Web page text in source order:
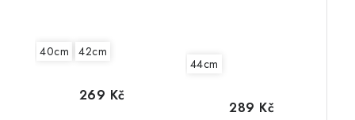
40cm 42cm
269 Kč
44cm
289 Kč